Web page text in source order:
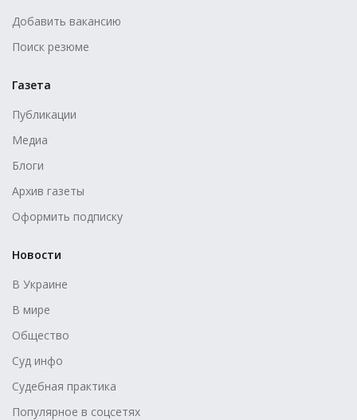
Добавить вакансию
Поиск резюме
Газета
Публикации
Медиа
Блоги
Архив газеты
Оформить подписку
Новости
В Украине
В мире
Общество
Суд инфо
Судебная практика
Популярное в соцсетях